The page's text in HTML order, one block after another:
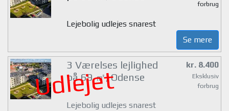
forbrug
Lejebolig udlejes snarest
Se mere
Udlejet
3 Værelses lejlighed
på 69 ㎡, Odense
kr. 8.400
Eksklusiv
forbrug
Lejebolig udlejes snarest